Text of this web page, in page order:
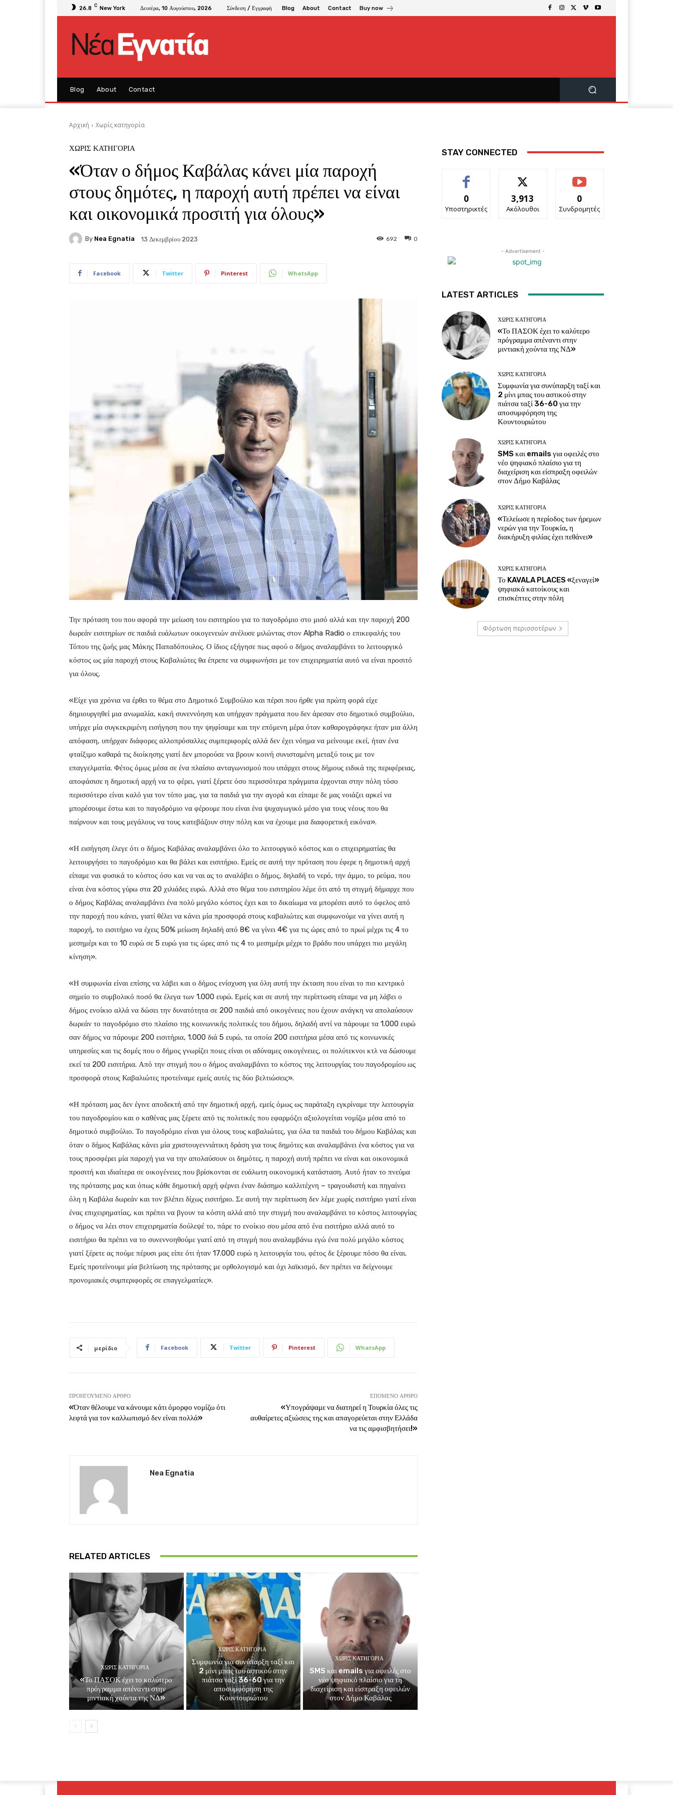
26.8 C New York Δευτέρα, 10 Αυγούστου, 2026 Σύνδεση / Εγγραφή Blog About Contact Buy now
Blog About Contact
Αρχική Χωρίς κατηγορία
ΧΩΡΊΣ ΚΑΤΗΓΟΡΊΑ
«Όταν ο δήμος Καβάλας κάνει μία παροχή
στους δημότες, η παροχή αυτή πρέπει να είναι
και οικονομικά προσιτή για όλους»
By Nea Egnatia 13 Δεκεμβρίου 2023 0
692
Facebook Twitter Pinterest WhatsApp
Την πρόταση του που αφορά την μείωση του εισιτηρίου για το παγοδρόμιο στο μισό αλλά και την παροχή 200
δωρεάν εισιτηρίων σε παιδιά ευάλωτων οικογενειών ανέλυσε μιλώντας στον Alpha Radio ο επικεφαλής του
Τόπου της ζωής μας Μάκης Παπαδόπουλος. Ο ίδιος εξήγησε πως αφού ο δήμος αναλαμβάνει το λειτουργικό
κόστος ως μία παροχή στους Καβαλιώτες θα έπρεπε να συμφωνήσει με τον επιχειρηματία αυτό να είναι προσιτό
για όλους.
«Είχε για χρόνια να έρθει το θέμα στο Δημοτικό Συμβούλιο και πέρσι που ήρθε για πρώτη φορά είχε
δημιουργηθεί μια ανωμαλία, κακή συνεννόηση και υπήρχαν πράγματα που δεν άρεσαν στο δημοτικό συμβούλιο,
υπήρχε μία συγκεκριμένη εισήγηση που την ψηφίσαμε και την επόμενη μέρα όταν καθαρογράφηκε ήταν μια άλλη
απόφαση, υπήρχαν διάφορες αλλοπρόσαλλες συμπεριφορές αλλά δεν έχει νόημα να μείνουμε εκεί, ήταν ένα
φταίξιμο καθαρά τις διοίκησης γιατί δεν μπορούσε να βρουν κοινή συνισταμένη μεταξύ τους με τον
επαγγελματία. Φέτος όμως μέσα σε ένα πλαίσιο ανταγωνισμού που υπάρχει στους δήμους ειδικά της περιφέρειας,
αποφάσισε η δημοτική αρχή να το φέρει, γιατί ξέρετε όσο περισσότερα πράγματα έρχονται στην πόλη τόσο
περισσότερο είναι καλό για τον τόπο μας, για τα παιδιά για την αγορά και είπαμε δε μας νοιάζει αρκεί να
μπορέσουμε έστω και το παγοδρόμιο να φέρουμε που είναι ένα ψυχαγωγικό μέσο για τους νέους που θα
παίρνουν και τους μεγάλους να τους κατεβάζουν στην πόλη και να έχουμε μια διαφορετική εικόνα».
«Η εισήγηση έλεγε ότι ο δήμος Καβάλας αναλαμβάνει όλο το λειτουργικό κόστος και ο επιχειρηματίας θα
λειτουργήσει το παγοδρόμιο και θα βάλει και εισιτήριο. Εμείς σε αυτή την πρόταση που έφερε η δημοτική αρχή
είπαμε ναι φυσικά το κόστος όσο και να ναι ας το αναλάβει ο δήμος, δηλαδή το νερό, την άμμο, το ρεύμα, που
είναι ένα κόστος γύρω στα 20 χιλιάδες ευρώ. Αλλά στο θέμα του εισιτηρίου λέμε ότι από τη στιγμή δήμαρχε που
ο δήμος Καβάλας αναλαμβάνει ένα πολύ μεγάλο κόστος έχει και το δικαίωμα να μπορέσει αυτό το όφελος από
την παροχή που κάνει, γιατί θέλει να κάνει μία προσφορά στους καβαλιώτες και συμφωνούμε να γίνει αυτή η
παροχή, το εισιτήριο να έχεις 50% μείωση δηλαδή από 8€ να γίνει 4€ για τις ώρες από το πρωί μέχρι τις 4 το
μεσημέρι και το 10 ευρώ σε 5 ευρώ για τις ώρες από τις 4 το μεσημέρι μέχρι το βράδυ που υπάρχει πιο μεγάλη
κίνηση».
«Η συμφωνία είναι επίσης να λάβει και ο δήμος ενίσχυση για όλη αυτή την έκταση που είναι το πιο κεντρικό
σημείο το συμβολικό ποσό θα έλεγα των 1.000 ευρώ. Εμείς και σε αυτή την περίπτωση είπαμε να μη λάβει ο
δήμος ενοίκιο αλλά να δώσει την δυνατότητα σε 200 παιδιά από οικογένειες που έχουν ανάγκη να απολαύσουν
δωρεάν το παγοδρόμιο στο πλαίσιο της κοινωνικής πολιτικές του δήμου, δηλαδή αντί να πάρουμε τα 1.000 ευρώ
σαν δήμος να πάρουμε 200 εισιτήρια, 1.000 διά 5 ευρώ, τα οποία 200 εισιτήρια μέσα από τις κοινωνικές
υπηρεσίες και τις δομές που ο δήμος γνωρίζει ποιες είναι οι αδύναμες οικογένειες, οι πολύτεκνοι κτλ να δώσουμε
εκεί τα 200 εισιτήρια. Από την στιγμή που ο δήμος αναλαμβάνει το κόστος της λειτουργίας του παγοδρομίου ως
προσφορά στους Καβαλιώτες προτείναμε εμείς αυτές τις δύο βελτιώσεις».
«Η πρόταση μας δεν έγινε αποδεκτή από την δημοτική αρχή, εμείς όμως ως παράταξη εγκρίναμε την λειτουργία
του παγοδρομίου και ο καθένας μας ξέρετε από τις πολιτικές που εφαρμόζει αξιολογείται νομίζω μέσα από το
δημοτικό συμβούλιο. Το παγοδρόμιο είναι για όλους τους καβαλιώτες, για όλα τα παιδιά του δήμου Καβάλας και
όταν ο δήμος Καβάλας κάνει μία χριστουγεννιάτικη δράση για τους δημότες και αναλαμβάνει ένα κόστος για να
τους προσφέρει μία παροχή για να την απολαύσουν οι δημότες, η παροχή αυτή πρέπει να είναι και οικονομικά
προσιτή και ιδιαίτερα σε οικογένειες που βρίσκονται σε ευάλωτη οικονομική κατάσταση. Αυτό ήταν το πνεύμα
της πρότασης μας και όπως κάθε δημοτική αρχή φέρνει έναν διάσημο καλλιτέχνη – τραγουδιστή και πηγαίνει
όλη η Καβάλα δωρεάν και τον βλέπει δίχως εισιτήριο. Σε αυτή την περίπτωση δεν λέμε χωρίς εισιτήριο γιατί είναι
ένας επιχειρηματίας, και πρέπει να βγουν τα κόστη αλλά από την στιγμή που αναλαμβάνει το κόστος λειτουργίας
ο δήμος να λέει στον επιχειρηματία δούλεψέ το, πάρε το ενοίκιο σου μέσα από ένα εισιτήριο αλλά αυτό το
εισιτήριο θα πρέπει να το συνεννοηθούμε γιατί από τη στιγμή που αναλαμβάνω εγώ ένα πολύ μεγάλο κόστος
γιατί ξέρετε ας πούμε πέρυσι μας είπε ότι ήταν 17.000 ευρώ η λειτουργία του, φέτος δε ξέρουμε πόσο θα είναι.
Εμείς προτείνουμε μία βελτίωση της πρότασης με ορθολογισμό και όχι λαϊκισμό, δεν πρέπει να δείχνουμε
προνομιακές συμπεριφορές σε επαγγελματίες».
μερίδιο Facebook Twitter Pinterest WhatsApp
ΠΡΟΗΓΟΎΜΕΝΟ ΆΡΘΡΟ
«Όταν θέλουμε να κάνουμε κάτι όμορφο νομίζω ότι
λεφτά για τον καλλωπισμό δεν είναι πολλά»
ΕΠΌΜΕΝΟ ΆΡΘΡΟ
«Υπογράψαμε να διατηρεί η Τουρκία όλες τις
αυθαίρετες αξιώσεις της και απαγορεύεται στην Ελλάδα
να τις αμφισβητήσει!»
Nea Egnatia
RELATED ARTICLES
ΧΩΡΊΣ ΚΑΤΗΓΟΡΊΑ
«Το ΠΑΣΟΚ έχει το καλύτερο
πρόγραμμα απέναντι στην
μιντιακή χούντα της ΝΔ»
ΧΩΡΊΣ ΚΑΤΗΓΟΡΊΑ
Συμφωνία για συνύπαρξη ταξί και
2 μίνι μπας του αστικού στην
πιάτσα ταξί 36-60 για την
αποσυμφόρηση της
Κουντουριώτου
ΧΩΡΊΣ ΚΑΤΗΓΟΡΊΑ
SMS και emails για οφειλές στο
νέο ψηφιακό πλαίσιο για τη
διαχείριση και είσπραξη οφειλών
στον Δήμο Καβάλας
STAY CONNECTED
0
Υποστηρικτές
3,913
Ακόλουθοι
0
Συνδρομητές
- Advertisement -
LATEST ARTICLES
ΧΩΡΊΣ ΚΑΤΗΓΟΡΊΑ
«Το ΠΑΣΟΚ έχει το καλύτερο
πρόγραμμα απέναντι στην
μιντιακή χούντα της ΝΔ»
ΧΩΡΊΣ ΚΑΤΗΓΟΡΊΑ
Συμφωνία για συνύπαρξη ταξί και
2 μίνι μπας του αστικού στην
πιάτσα ταξί 36-60 για την
αποσυμφόρηση της
Κουντουριώτου
ΧΩΡΊΣ ΚΑΤΗΓΟΡΊΑ
SMS και emails για οφειλές στο
νέο ψηφιακό πλαίσιο για τη
διαχείριση και είσπραξη οφειλών
στον Δήμο Καβάλας
ΧΩΡΊΣ ΚΑΤΗΓΟΡΊΑ
«Τελείωσε η περίοδος των ήρεμων
νερών για την Τουρκία, η
διακήρυξη φιλίας έχει πεθάνει»
ΧΩΡΊΣ ΚΑΤΗΓΟΡΊΑ
Το KAVALA PLACES «ξεναγεί»
ψηφιακά κατοίκους και
επισκέπτες στην πόλη
Φόρτωση περισσοτέρων